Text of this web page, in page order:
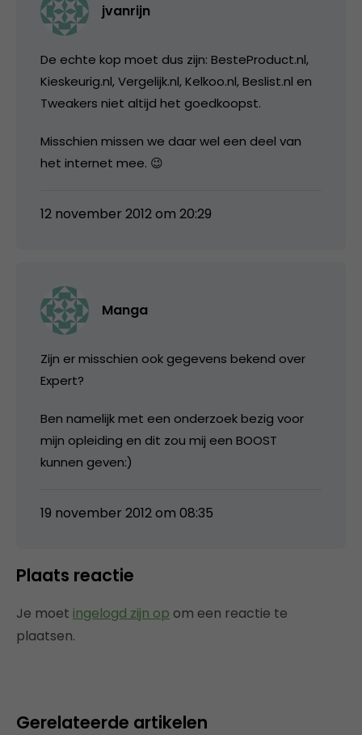
jvanrijn
De echte kop moet dus zijn: BesteProduct.nl,
Kieskeurig.nl, Vergelijk.nl, Kelkoo.nl, Beslist.nl en
Tweakers niet altijd het goedkoopst.
Misschien missen we daar wel een deel van
het internet mee. 😉
12 november 2012 om 20:29
Manga
Zijn er misschien ook gegevens bekend over
Expert?
Ben namelijk met een onderzoek bezig voor
mijn opleiding en dit zou mij een BOOST
kunnen geven:)
19 november 2012 om 08:35
Plaats reactie
Je moet ingelogd zijn op om een reactie te
plaatsen.
Gerelateerde artikelen